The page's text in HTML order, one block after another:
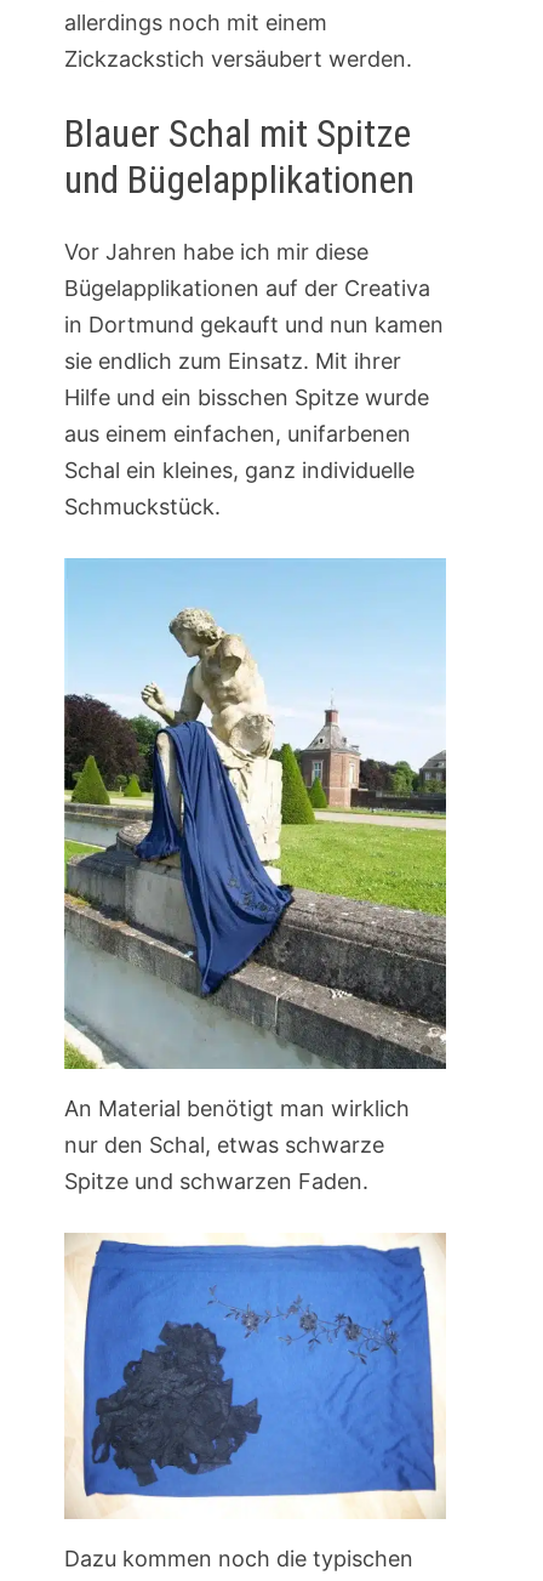
allerdings noch mit einem
Zickzackstich versäubert werden.
Blauer Schal mit Spitze
und Bügelapplikationen
Vor Jahren habe ich mir diese
Bügelapplikationen auf der Creativa
in Dortmund gekauft und nun kamen
sie endlich zum Einsatz. Mit ihrer
Hilfe und ein bisschen Spitze wurde
aus einem einfachen, unifarbenen
Schal ein kleines, ganz individuelle
Schmuckstück.
An Material benötigt man wirklich
nur den Schal, etwas schwarze
Spitze und schwarzen Faden.
Dazu kommen noch die typischen